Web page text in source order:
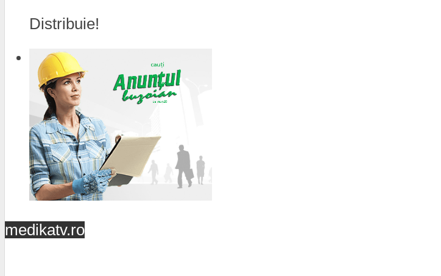
Distribuie!
medikatv.ro